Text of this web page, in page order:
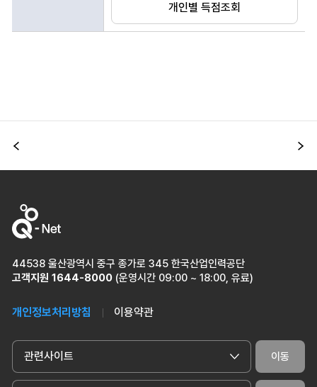
개인별 득점조회
이전
44538 울산광역시 중구 종가로 345 한국산업인력공단
고객지원 1644-8000 (운영시간 09:00 ~ 18:00, 유료)
개인정보처리방침 이용약관
관련사이트 이동